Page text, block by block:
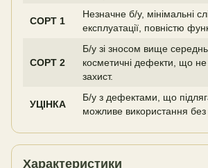
СОРТ 1
Незначне б/у, мінімальні
експлуатації, повністю
СОРТ 2
Б/у зі зносом вище
косметичні дефекти, що
захист.
УЦІНКА
Б/у з дефектами, що
можливе використання без
Характеристики